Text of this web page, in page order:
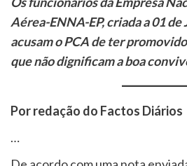
Aérea-ENNA-EP, criada a 01 de
acusam o PCA de ter
que não dignificam a boa
Por redação do Factos Diários
…